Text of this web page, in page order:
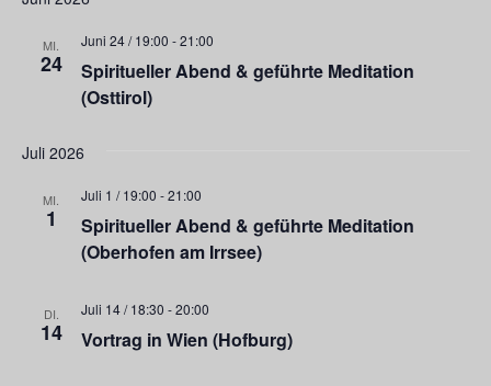
wählen.
MI.
24
Spiritueller Abend & geführte Meditation
(Osttirol)
Juni 24 / 19:00 -21:00
Juli 2026
MI.
1
Spiritueller Abend & geführte Meditation
(Oberhofen am Irrsee)
Juli 1 / 19:00 -21:00
DI.
14 Vortrag in Wien (Hofburg)
Juli 14 / 18:30 -20:00